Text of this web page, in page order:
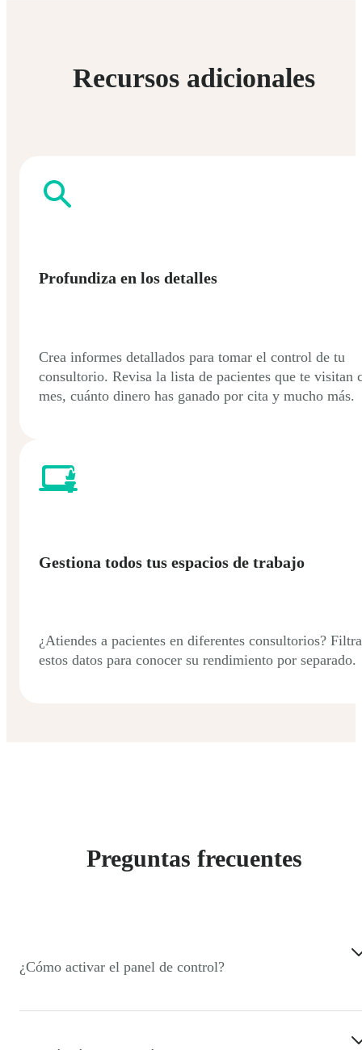
Recursos adicionales
Profundiza en los detalles
Crea informes detallados para tomar el control de tu
consultorio. Revisa la lista de pacientes que te visitan
mes, cuánto dinero has ganado por cita y mucho más.
Gestiona todos tus espacios de trabajo
¿Atiendes a pacientes en diferentes consultorios? Filtra
estos datos para conocer su rendimiento por separado.
Preguntas frecuentes
¿Cómo activar el panel de control?
El panel de control está disponible para todos los usuarios
de los planes Starter, Plus y VIP. Para activarlo, escoge tu